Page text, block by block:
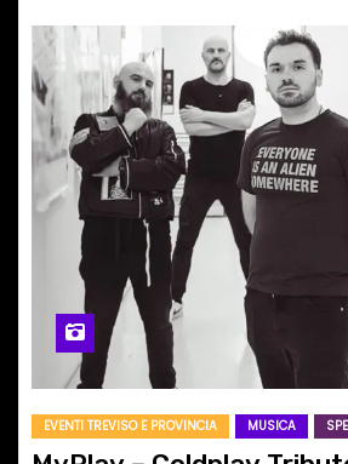
EVENTI TREVISO E PROVINCIA MUSICA